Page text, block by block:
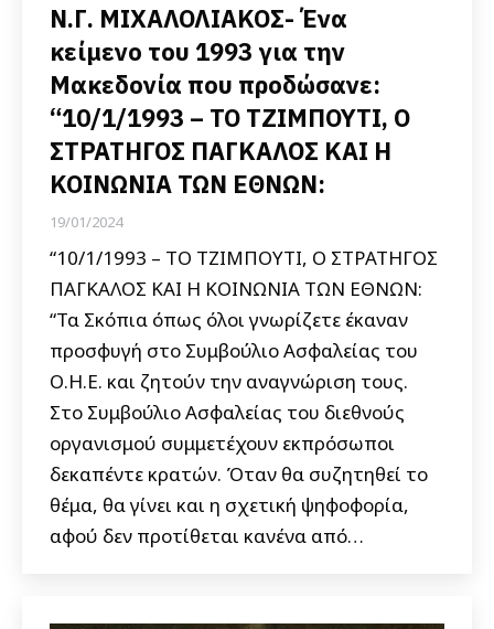
Ν.Γ. ΜΙΧΑΛΟΛΙΑΚΟΣ- Ένα
κείμενο του 1993 για την
Μακεδονία που προδώσανε:
“10/1/1993 – ΤΟ ΤΖΙΜΠΟΥΤΙ, Ο
ΣΤΡΑΤΗΓΟΣ ΠΑΓΚΑΛΟΣ ΚΑΙ Η
ΚΟΙΝΩΝΙΑ ΤΩΝ ΕΘΝΩΝ:
19/01/2024
“10/1/1993 – ΤΟ ΤΖΙΜΠΟΥΤΙ, Ο ΣΤΡΑΤΗΓΟΣ
ΠΑΓΚΑΛΟΣ ΚΑΙ Η ΚΟΙΝΩΝΙΑ ΤΩΝ ΕΘΝΩΝ:
“Τα Σκόπια όπως όλοι γνωρίζετε έκαναν
προσφυγή στο Συμβούλιο Ασφαλείας του
Ο.Η.Ε. και ζητούν την αναγνώριση τους.
Στο Συμβούλιο Ασφαλείας του διεθνούς
οργανισμού συμμετέχουν εκπρόσωποι
δεκαπέντε κρατών. Όταν θα συζητηθεί το
θέμα, θα γίνει και η σχετική ψηφοφορία,
αφού δεν προτίθεται κανένα από…